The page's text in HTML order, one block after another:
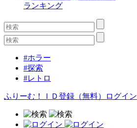
ランキング
#ホラー
#探索
#レトロ
ふりーむ！ＩＤ登録（無料） ログイン